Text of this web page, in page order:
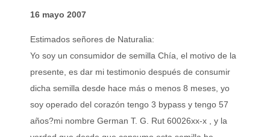
16 mayo 2007
Estimados señores de Naturalia:
Yo soy un consumidor de semilla Chía, el motivo de la
presente, es dar mi testimonio después de consumir
dicha semilla desde hace más o menos 8 meses, yo
soy operado del corazón tengo 3 bypass y tengo 57
años?mi nombre German T. G. Rut 60026xx-x , y la